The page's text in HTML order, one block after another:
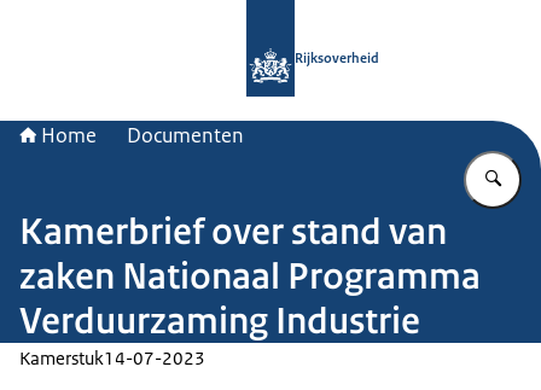
Rijksoverheid
Home Documenten
Kamerbrief over stand van
zaken Nationaal Programma
Verduurzaming Industrie
Kamerstuk14-07-2023